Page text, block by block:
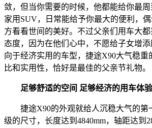
敛，但当你需要的时候，他都能给你最
家用SUV，日常能给予你最大的便利，
方看看世间的美好。不过父亲们用车大
态度，因为在他们心中，不愿给子女增
向于经济实用的车型，捷途X90大气稳重
比和实用性，恰好是最佳的父亲节礼物。
足够舒适的空间 足够经济的用车体验
捷途X90的外观就给人沉稳大气的第
级的尺寸，长度达到4840mm，轴距达到